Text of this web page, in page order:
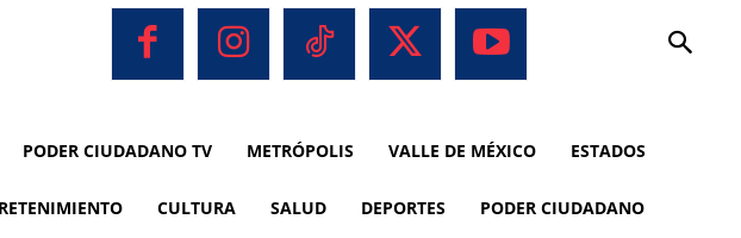
PODER CIUDADANO TV METRÓPOLIS VALLE DE MÉXICO ESTADOS
CULTURA SALUD DEPORTES PODER CIUDADANO